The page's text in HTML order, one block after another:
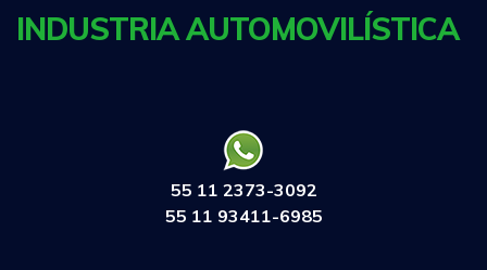
INDUSTRIA AUTOMOVILÍSTICA
55 11 2373-3092
55 11 93411-6985